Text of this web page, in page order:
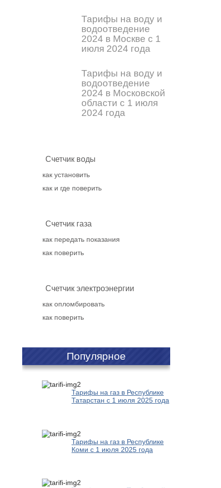
Тарифы на воду и
водоотведение
2024 в Москве с 1
июля 2024 года
Тарифы на воду и
водоотведение
2024 в Московской
области с 1 июля
2024 года
Счетчик воды
как установить
как и где поверить
Счетчик газа
как передать показания
как поверить
Счетчик электроэнергии
как опломбировать
как поверить
Популярное
Тарифы на газ в Республике
Татарстан с 1 июля 2025 года
Тарифы на газ в Республике
Коми с 1 июля 2025 года